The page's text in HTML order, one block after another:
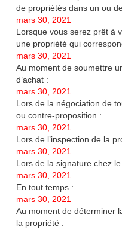
de propriétés dans un ou
mars 30, 2021
Lorsque vous serez prêt à
une propriété qui
mars 30, 2021
Au moment de soumettre
d’achat :
mars 30, 2021
Lors de la négociation de
ou contre-proposition :
mars 30, 2021
Lors de l’inspection de la
mars 30, 2021
Lors de la signature chez
mars 30, 2021
En tout temps :
mars 30, 2021
Au moment de déterminer
la propriété :